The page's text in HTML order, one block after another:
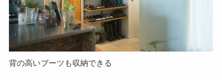
背の高いブーツも収納できる